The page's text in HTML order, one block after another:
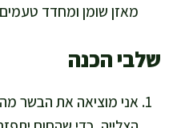
מאזן שומן ומחדד טעמים
שלבי הכנה